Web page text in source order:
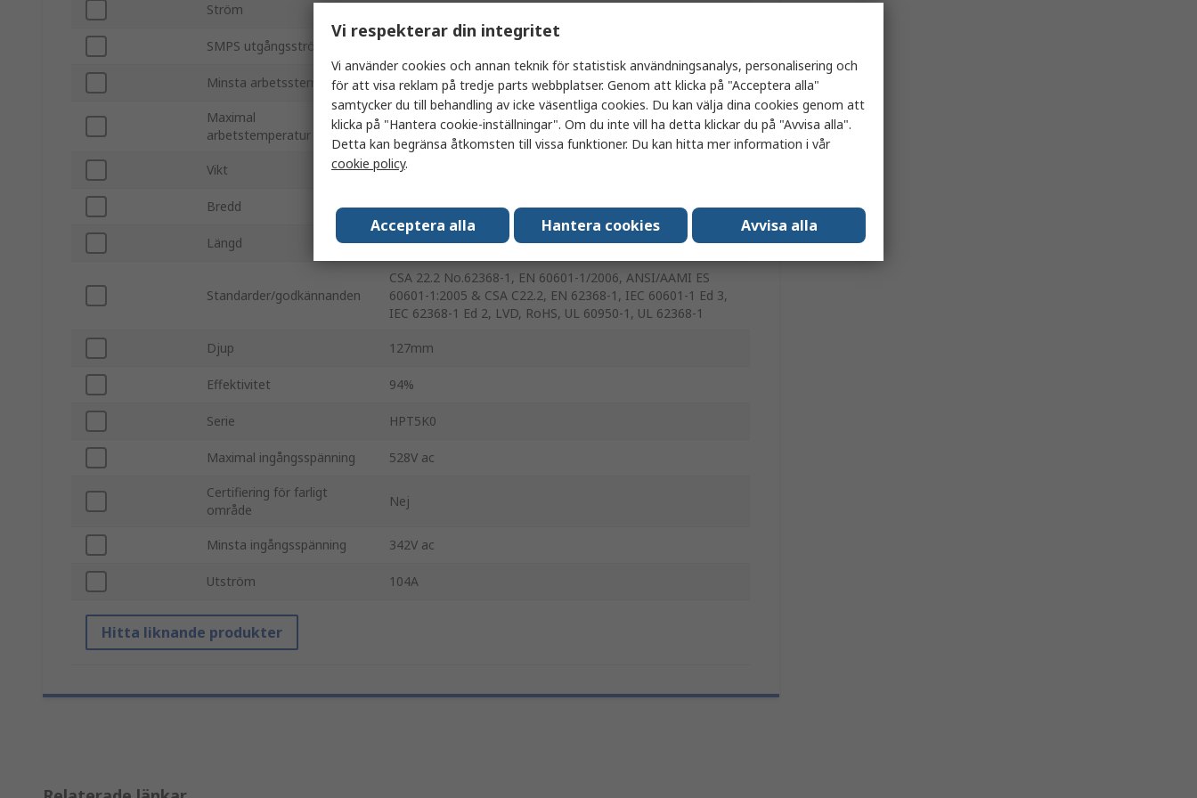
Ström
SMPS utgångsström
Minsta arbetsstemperatur -20°C
Maximal
arbetstemperatur
70°C
Vikt 12.5lb
Bredd 127mm
Längd 330.2mm
Standarder/godkännanden
CSA 22.2 No.62368-1, EN 60601-1/2006, ANSI/AAMI ES
60601-1:2005 & CSA C22.2, EN 62368-1, IEC 60601-1 Ed 3,
IEC 62368-1 Ed 2, LVD, RoHS, UL 60950-1, UL 62368-1
Djup 127mm
Effektivitet 94%
Serie HPT5K0
Maximal ingångsspänning 528V ac
Certifiering för farligt
område
Nej
Minsta ingångsspänning 342V ac
Utström 104A
Hitta liknande produkter
Vi respekterar din integritet
Vi använder cookies och annan teknik för statistisk användningsanalys, personalisering och
för att visa reklam på tredje parts webbplatser. Genom att klicka på "Acceptera alla"
samtycker du till behandling av icke väsentliga cookies. Du kan välja dina cookies genom att
klicka på "Hantera cookie-inställningar". Om du inte vill ha detta klickar du på "Avvisa alla".
Detta kan begränsa åtkomsten till vissa funktioner. Du kan hitta mer information i vår
cookie policy.
Acceptera alla Hantera cookies Avvisa alla